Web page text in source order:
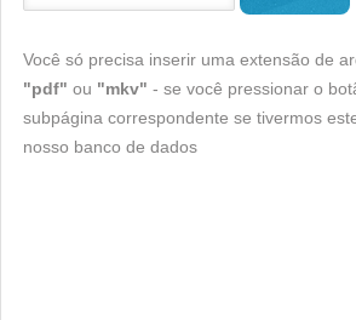
Você só precisa inserir uma extensão de
"pdf" ou "mkv" - se você pressionar o
subpágina correspondente se tivermos
nosso banco de dados